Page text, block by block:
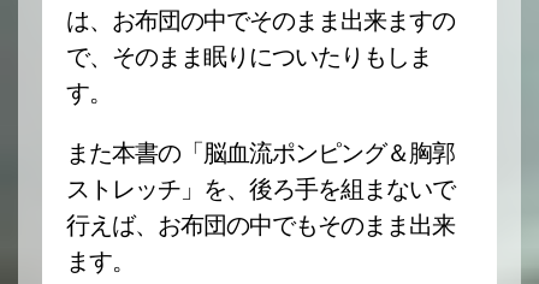
は、お布団の中でそのまま出来ますの
で、そのまま眠りについたりもしま
す。
また本書の「脳血流ポンピング＆胸郭
ストレッチ」を、後ろ手を組まないで
行えば、お布団の中でもそのまま出来
ます。